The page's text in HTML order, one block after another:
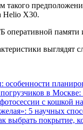
Helio X30.
оперативной
выглядят
в Москве:
с кошкой
5 научных
выбрать покрытие,